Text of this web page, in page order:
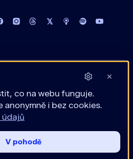
Konfigurátory Co jsme postavili
Cookies
IČO 08291985 · Rybná 716/24, Praha
×
co na webu funguje.
anonymně i bez cookies.
údajů
V pohodě